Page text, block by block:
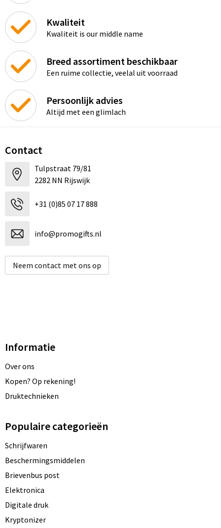
Kwaliteit
Kwaliteit is our middle name
Breed assortiment beschikbaar
Een ruime collectie, veelal uit voorraad
Persoonlijk advies
Altijd met een glimlach
Contact
Tulpstraat 79/81
2282 NN Rijswijk
+31 (0)85 07 17 888
info@promogifts.nl
Neem contact met ons op
Informatie
Over ons
Kopen? Op rekening!
Druktechnieken
Populaire categorieën
Schrijfwaren
Beschermingsmiddelen
Brievenbus post
Elektronica
Digitale druk
Kryptonizer